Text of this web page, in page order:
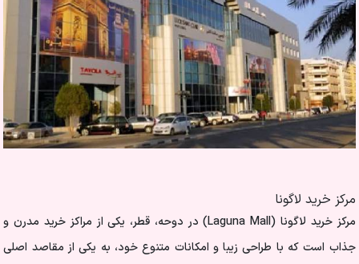
مرکز خرید لاگونا
مرکز خرید لاگونا (Laguna Mall) در دوحه، قطر، یکی از مراکز خرید مدرن و
جذاب است که با طراحی زیبا و امکانات متنوع خود، به یکی از مقاصد اصلی